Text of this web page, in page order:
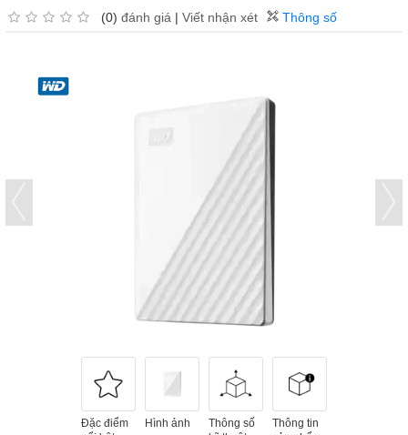
(0) đánh giá | Viết nhận xét Thông số
Đặc điểm
Hình ảnh
Thông số
Thông tin